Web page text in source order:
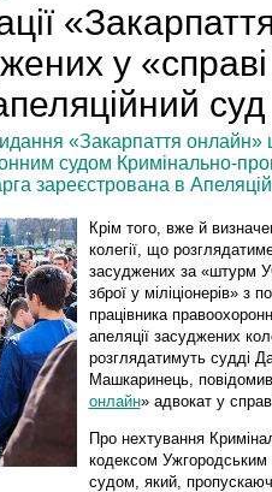
у
суд
«Закарпаття
судом Кримінально-
зареєстрована в
Крім того, вже й
колегії, що
засуджених за «штурм
зброї у міліціонерів» з
працівника
апеляції засуджених
розглядатимуть судді
Машкаринець,
онлайн» адвокат у
Про нехтування
кодексом Ужгородським
судом, який,